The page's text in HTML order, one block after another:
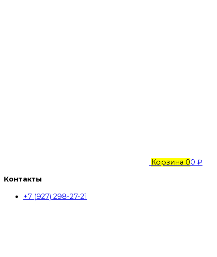
Корзина 00 ₽
Контакты
+7 (927) 298-27-21